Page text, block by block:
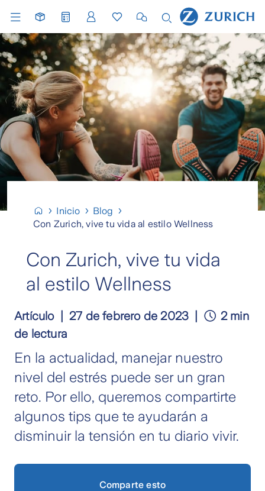
Inicio
Blog
Con Zurich, vive tu vida al estilo Wellness
Con Zurich, vive tu vida
al estilo Wellness
Artículo 27 de febrero de 2023
2 min
de lectura
En la actualidad, manejar nuestro
nivel del estrés puede ser un gran
reto. Por ello, queremos compartirte
algunos tips que te ayudarán a
disminuir la tensión en tu diario vivir.
Comparte esto